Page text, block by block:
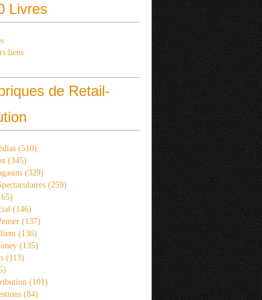
Livres
liens
de Retail-
(510)
(345)
(329)
(259)
(146)
(137)
(136)
(135)
(113)
(101)
(84)